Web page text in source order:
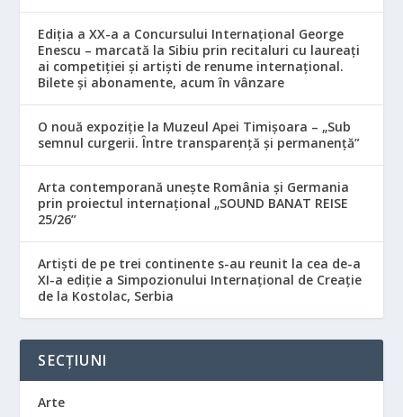
Ediția a XX-a a Concursului Internațional George
Enescu – marcată la Sibiu prin recitaluri cu laureați
ai competiției și artiști de renume internațional.
Bilete și abonamente, acum în vânzare
O nouă expoziție la Muzeul Apei Timișoara – „Sub
semnul curgerii. Între transparență și permanență”
Arta contemporană unește România și Germania
prin proiectul internațional „SOUND BANAT REISE
25/26”
Artiști de pe trei continente s-au reunit la cea de-a
XI-a ediție a Simpozionului Internațional de Creație
de la Kostolac, Serbia
SECȚIUNI
Arte